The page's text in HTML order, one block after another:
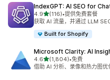
IndexGPT: AI SEO for
4.9星（满分 5 星）
(116)
总共 116 条评论
•提供免费套餐
获取 AI 流量，并通过 LLM
Built for Shopify
Microsoft Clarity: AI
4.6星（满分 5 星）
(1,804)
总共 1804 条评论
•免费
借助 AI 分析、录像和热力图优